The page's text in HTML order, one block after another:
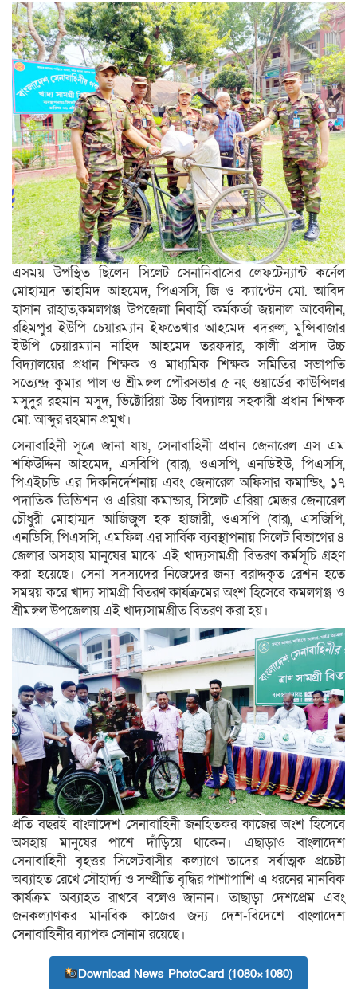
এসময় উপস্থিত ছিলেন সিলেট সেনানিবাসের লেফটেন্যান্ট কর্নেল
মোহাম্মদ তাহমিদ আহমেদ, পিএসসি, জি ও ক্যাপ্টেন মো. আবিদ
হাসান রাহাত,কমলগঞ্জ উপজেলা নিবার্হী কর্মকর্তা জয়নাল আবেদীন,
রহিমপুর ইউপি চেয়ারম্যান ইফতেখার আহমেদ বদরুল, মুন্সিবাজার
ইউপি চেয়ারম্যান নাহিদ আহমেদ তরফদার, কালী প্রসাদ উচ্চ
বিদ্যালয়ের প্রধান শিক্ষক ও মাধ্যমিক শিক্ষক সমিতির সভাপতি
সত্যেন্দ্র কুমার পাল ও শ্রীমঙ্গল পৌরসভার ৫ নং ওয়ার্ডের কাউন্সিলর
মসুদুর রহমান মসুদ, ভিক্টোরিয়া উচ্চ বিদ্যালয় সহকারী প্রধান শিক্ষক
মো. আব্দুর রহমান প্রমুখ।
সেনাবাহিনী সূত্রে জানা যায়, সেনাবাহিনী প্রধান জেনারেল এস এম
শফিউদ্দিন আহমেদ, এসবিপি (বার), ওএসপি, এনডিইউ, পিএসসি,
পিএইচডি এর দিকনির্দেশনায় এবং জেনারেল অফিসার কমান্ডিং, ১৭
পদাতিক ডিভিশন ও এরিয়া কমান্ডার, সিলেট এরিয়া মেজর জেনারেল
চৌধুরী মোহাম্মদ আজিজুল হক হাজারী, ওএসপি (বার), এসজিপি,
এনডিসি, পিএসসি, এমফিল এর সার্বিক ব্যবস্থাপনায় সিলেট বিভাগের ৪
জেলার অসহায় মানুষের মাঝে এই খাদ্যসামগ্রী বিতরণ কর্মসূচি গ্রহণ
করা হয়েছে। সেনা সদস্যদের নিজেদের জন্য বরাদ্দকৃত রেশন হতে
সমন্বয় করে খাদ্য সামগ্রী বিতরণ কার্যক্রমের অংশ হিসেবে কমলগঞ্জ ও
শ্রীমঙ্গল উপজেলায় এই খাদ্যসামগ্রীত বিতরণ করা হয়।
প্রতি বছরই বাংলাদেশ সেনাবাহিনী জনহিতকর কাজের অংশ হিসেবে
অসহায় মানুষের পাশে দাঁড়িয়ে থাকেন। এছাড়াও বাংলাদেশ
সেনাবাহিনী বৃহত্তর সিলেটবাসীর কল্যাণে তাদের সর্বাত্মক প্রচেষ্টা
অব্যাহত রেখে সৌহার্দ্য ও সম্প্রীতি বৃদ্ধির পাশাপাশি এ ধরনের মানবিক
কার্যক্রম অব্যাহত রাখবে বলেও জানান। তাছাড়া দেশপ্রেম এবং
জনকল্যাণকর মানবিক কাজের জন্য দেশ-বিদেশে বাংলাদেশ
সেনাবাহিনীর ব্যাপক সোনাম রয়েছে।
Download News PhotoCard (1080×1080)